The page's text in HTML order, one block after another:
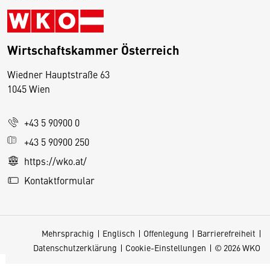
Wirtschaftskammer Österreich
Wiedner Hauptstraße 63
1045 Wien
+43 5 90900 0
+43 5 90900 250
https://wko.at/
Kontaktformular
Mehrsprachig Englisch Offenlegung
Barrierefreiheit
Datenschutzerklärung
Cookie-Einstellungen © 2026 WKO
D
s
e
S
e